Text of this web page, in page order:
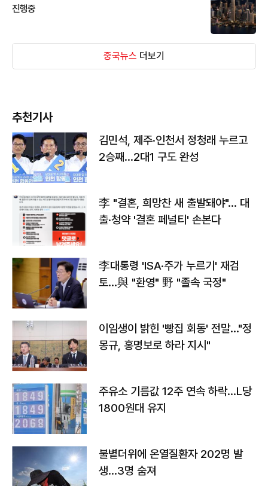
진행중
중국뉴스 더보기
추천기사
김민석, 제주·인천서 정청래 누르고
2승째…2대1 구도 완성
李 "결혼, 희망찬 새 출발돼야"… 대
출·청약 '결혼 페널티' 손본다
李대통령 'ISA·주가 누르기' 재검
토…與 "환영" 野 "졸속 국정"
이임생이 밝힌 '빵집 회동' 전말…"정
몽규, 홍명보로 하라 지시"
주유소 기름값 12주 연속 하락…L당
1800원대 유지
불볕더위에 온열질환자 202명 발
생…3명 숨져